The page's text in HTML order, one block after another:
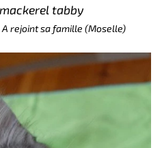
tabby
A rejoint sa famille (Moselle)